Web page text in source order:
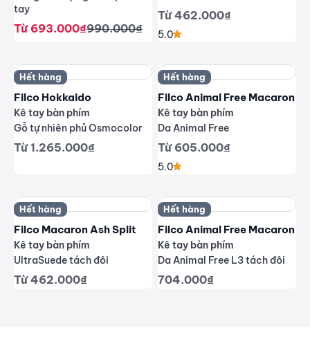
tay
Giá giảm
Từ 693.000₫Giá thông thường
990.000₫
Giá giảm
Từ 462.000₫
5.0
Hết hàng
Filco Hokkaido
Kê tay bàn phím
Gỗ tự nhiên phủ Osmocolor
Giá giảm
Từ 1.265.000₫
Hết hàng
Filco Animal Free Macaron
Kê tay bàn phím
Da Animal Free
Giá giảm
Từ 605.000₫
5.0
Hết hàng
Filco Macaron Ash Split
Kê tay bàn phím
UltraSuede tách đôi
Giá giảm
Từ 462.000₫
Hết hàng
Filco Animal Free Macaron
Kê tay bàn phím
Da Animal Free L3 tách đôi
Giá giảm
704.000₫